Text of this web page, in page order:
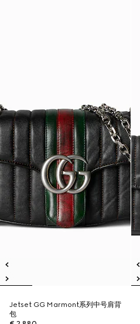
Jetset GG Marmont系列中号肩背
包